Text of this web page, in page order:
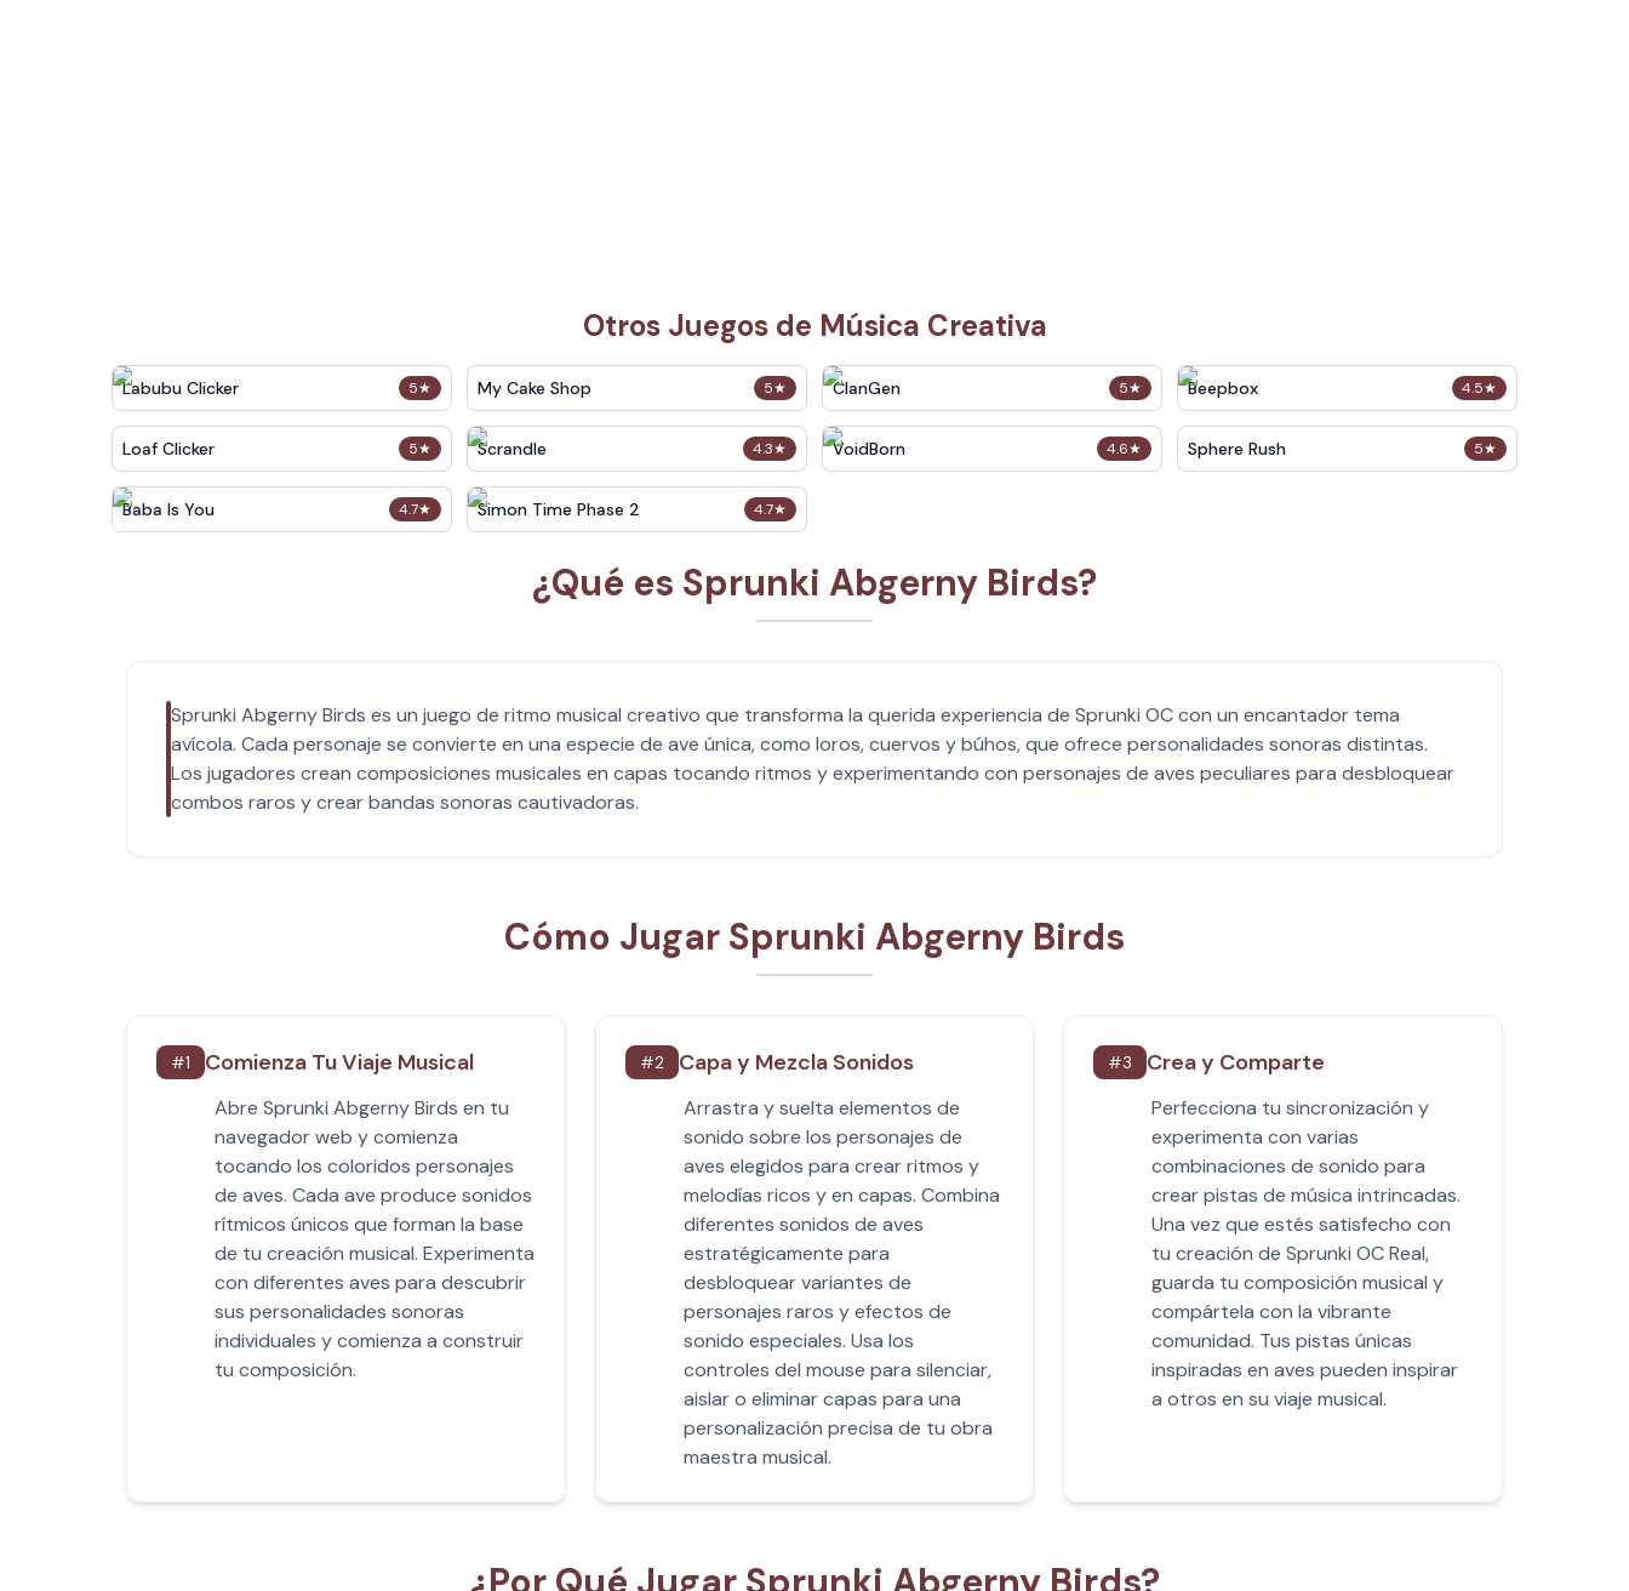
Otros Juegos de Música Creativa
5★
Labubu Clicker 5★
My Cake Shop 5★
ClanGen 4.5★
Beepbox
5★
Loaf Clicker 4.3★
Scrandle 4.6★
VoidBorn 5★
Sphere Rush
4.7★
Baba Is You 4.7★
Simon Time Phase 2
¿Qué es Sprunki Abgerny Birds?
Sprunki Abgerny Birds es un juego de ritmo musical creativo que transforma la querida experiencia de Sprunki OC con un encantador tema
avícola. Cada personaje se convierte en una especie de ave única, como loros, cuervos y búhos, que ofrece personalidades sonoras distintas.
Los jugadores crean composiciones musicales en capas tocando ritmos y experimentando con personajes de aves peculiares para desbloquear
combos raros y crear bandas sonoras cautivadoras.
Cómo Jugar Sprunki Abgerny Birds
#1 Comienza Tu Viaje Musical
Abre Sprunki Abgerny Birds en tu
navegador web y comienza
tocando los coloridos personajes
de aves. Cada ave produce sonidos
rítmicos únicos que forman la base
de tu creación musical. Experimenta
con diferentes aves para descubrir
sus personalidades sonoras
individuales y comienza a construir
tu composición.
#2 Capa y Mezcla Sonidos
Arrastra y suelta elementos de
sonido sobre los personajes de
aves elegidos para crear ritmos y
melodías ricos y en capas. Combina
diferentes sonidos de aves
estratégicamente para
desbloquear variantes de
personajes raros y efectos de
sonido especiales. Usa los
controles del mouse para silenciar,
aislar o eliminar capas para una
personalización precisa de tu obra
maestra musical.
#3 Crea y Comparte
Perfecciona tu sincronización y
experimenta con varias
combinaciones de sonido para
crear pistas de música intrincadas.
Una vez que estés satisfecho con
tu creación de Sprunki OC Real,
guarda tu composición musical y
compártela con la vibrante
comunidad. Tus pistas únicas
inspiradas en aves pueden inspirar
a otros en su viaje musical.